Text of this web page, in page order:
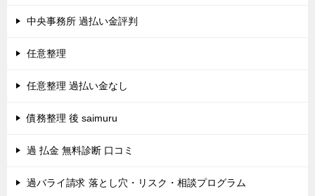
中央事務所 過払い金評判
任意整理
任意整理 過払い金なし
債務整理 後 saimuru
過 払金 無料診断 口コミ
過バライ請求 落とし穴・リスク・相談プログラム